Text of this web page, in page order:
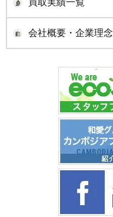
買取実績一覧
会社概要・企業理念